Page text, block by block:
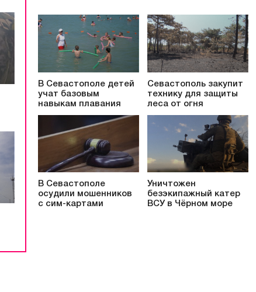
В Севастополе детей
учат базовым
навыкам плавания
Севастополь закупит
технику для защиты
леса от огня
В Севастополе
осудили мошенников
с сим-картами
Уничтожен
безэкипажный катер
ВСУ в Чёрном море